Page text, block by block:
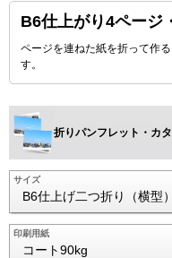
B6仕上がり4ページ
ページを連ねた紙を折って作
す。
折りパンフレット・カ
サイズ
B6仕上げ二つ折り（横型）
印刷用紙
コート90kg